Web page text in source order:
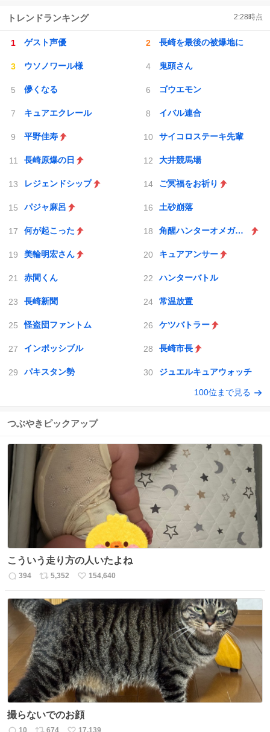
トレンドランキング 2:28時点
ゲスト声優 長崎を最後の被爆地に
ウソノワール様 鬼頭さん
儚くなる ゴウエモン
キュアエクレール イバル連合
平野佳寿 サイコロステーキ先輩
長崎原爆の日 大井競馬場
レジェンドシップ ご冥福をお祈り
パジャ麻呂 土砂崩落
何が起こった 角醒ハンターオメガホーン
美輪明宏さん キュアアンサー
赤間くん ハンターバトル
長崎新聞 常温放置
怪盗団ファントム ケツバトラー
インポッシブル 長崎市長
パキスタン勢 ジュエルキュアウォッチ
100位まで見る
つぶやきピックアップ
こういう走り方の人いたよね
返
数
394
リ
ス
ト
数
5,352
い
ね
数
154,640
撮らないでのお顔
10 674 17,139